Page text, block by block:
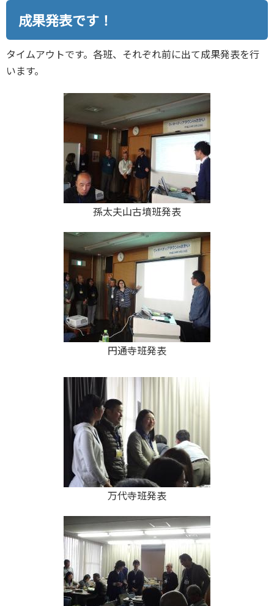
成果発表です！
タイムアウトです。各班、それぞれ前に出て成果発表を行
います。
孫太夫山古墳班発表
円通寺班発表
万代寺班発表